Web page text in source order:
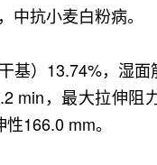
中抗小麦白粉病。
基）13.74%，湿
min，最大拉伸阻
166.0 mm。